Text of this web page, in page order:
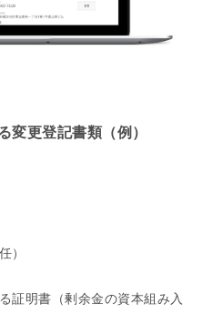
変更登記書類（例）
）
証明書（剰余金の資本組み入